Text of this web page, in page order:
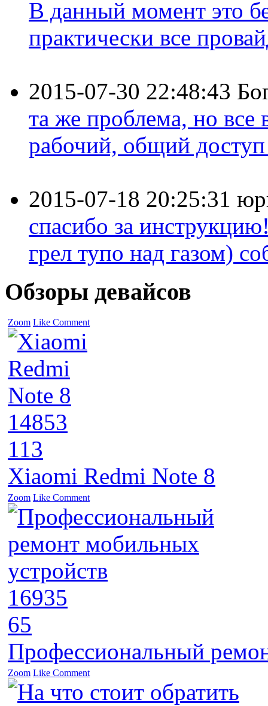
В данный момент это
практически все
2015-07-30 22:48:43
та же проблема, но все
рабочий, общий доступ
2015-07-18 20:25:31
спасибо за
грел тупо над газом)
Обзоры девайсов
Zoom Like Comment
14853
113
Xiaomi Redmi Note 8
Zoom Like Comment
16935
65
Профессиональный
Zoom Like Comment